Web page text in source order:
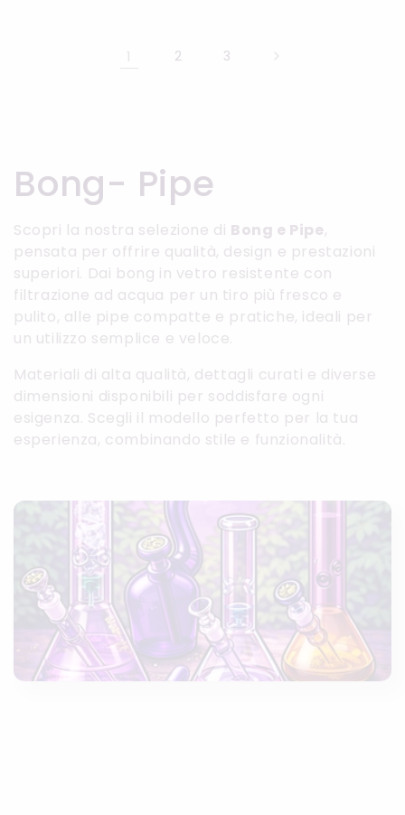
1 2 3
C
o
l
l
e
z
i
o
e
Bong- Pipe
Scopri la nostra selezione di Bong e Pipe,
pensata per offrire qualità, design e prestazioni
superiori. Dai bong in vetro resistente con
filtrazione ad acqua per un tiro più fresco e
pulito, alle pipe compatte e pratiche, ideali per
un utilizzo semplice e veloce.
Materiali di alta qualità, dettagli curati e diverse
dimensioni disponibili per soddisfare ogni
esigenza. Scegli il modello perfetto per la tua
esperienza, combinando stile e funzionalità.